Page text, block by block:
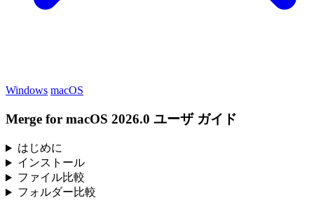
Windows macOS
Merge for macOS 2026.0 ユーザ ガイド
はじめに
インストール
ファイル比較
フォルダー比較